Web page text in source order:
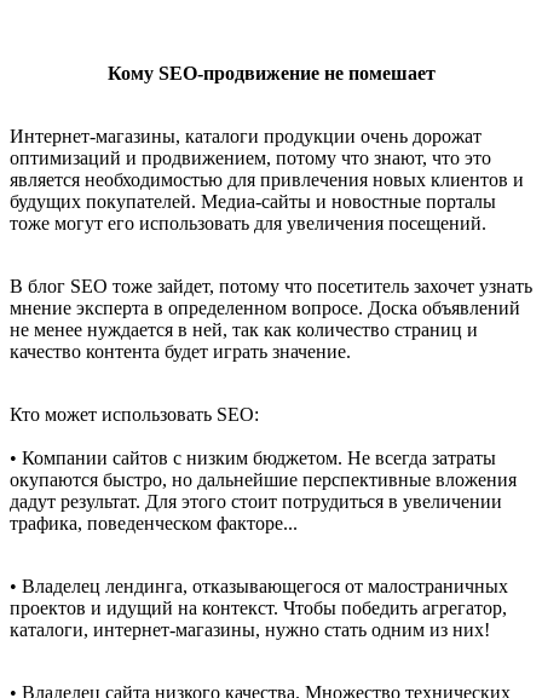
Кому SEO-продвижение не помешает
Интернет-магазины, каталоги продукции очень дорожат
оптимизаций и продвижением, потому что знают, что это
является необходимостью для привлечения новых клиентов и
будущих покупателей. Медиа-сайты и новостные порталы
тоже могут его использовать для увеличения посещений.
В блог SEO тоже зайдет, потому что посетитель захочет узнать
мнение эксперта в определенном вопросе. Доска объявлений
не менее нуждается в ней, так как количество страниц и
качество контента будет играть значение.
Кто может использовать SEO:
• Компании сайтов с низким бюджетом. Не всегда затраты
окупаются быстро, но дальнейшие перспективные вложения
дадут результат. Для этого стоит потрудиться в увеличении
трафика, поведенческом факторе...
• Владелец лендинга, отказывающегося от малостраничных
проектов и идущий на контекст. Чтобы победить агрегатор,
каталоги, интернет-магазины, нужно стать одним из них!
• Владелец сайта низкого качества. Множество технических